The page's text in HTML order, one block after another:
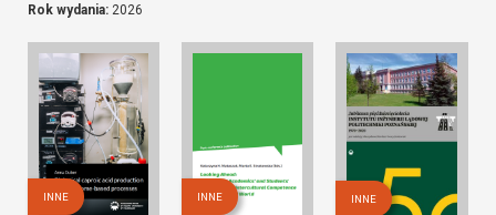
Rok wydania: 2026
INNE INNE INNE